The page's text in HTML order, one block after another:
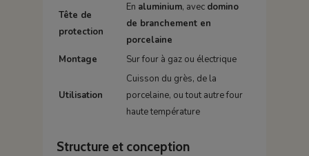
Tête de
protection
En aluminium, avec domino
de branchement en
porcelaine
Montage
Sur four à gaz ou électrique
Utilisation
Cuisson du grès, de la
porcelaine, ou tout autre four
haute température
Structure et conception